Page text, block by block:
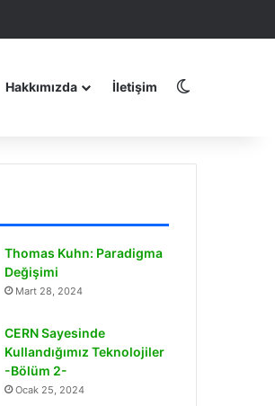
Hakkımızda İletişim
Thomas Kuhn: Paradigma
Değişimi
Mart 28, 2024
CERN Sayesinde
Kullandığımız Teknolojiler
-Bölüm 2-
Ocak 25, 2024